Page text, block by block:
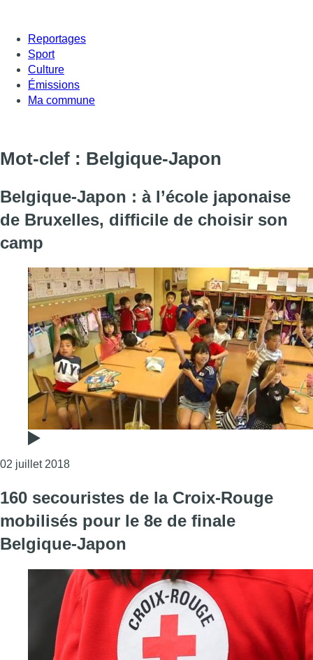
Reportages
Sport
Culture
Émissions
Ma commune
Mot-clef : Belgique-Japon
Belgique-Japon : à l’école japonaise
de Bruxelles, difficile de choisir son
camp
02 juillet 2018Consulter l'article "Belgique-Japon : à l’école
160 secouristes de la Croix-Rouge
mobilisés pour le 8e de finale
Belgique-Japon